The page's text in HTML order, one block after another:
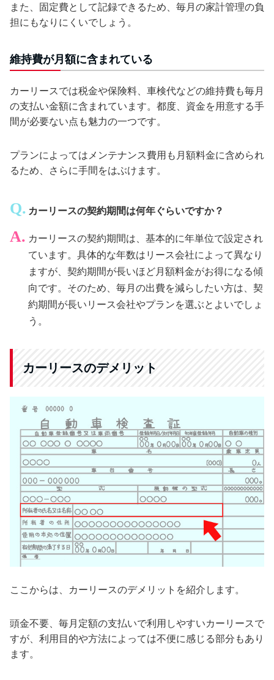
また、固定費として記録できるため、毎月の家計管理の負
担にもなりにくいでしょう。
維持費が月額に含まれている
カーリースでは税金や保険料、車検代などの維持費も毎月
の支払い金額に含まれています。都度、資金を用意する手
間が必要ない点も魅力の一つです。
プランによってはメンテナンス費用も月額料金に含められ
るため、さらに手間をはぶけます。
カーリースの契約期間は何年ぐらいですか？
カーリースの契約期間は、基本的に年単位で設定され
ています。具体的な年数はリース会社によって異なり
ますが、契約期間が長いほど月額料金がお得になる傾
向です。そのため、毎月の出費を減らしたい方は、契
約期間が長いリース会社やプランを選ぶとよいでしょ
う。
カーリースのデメリット
ここからは、カーリースのデメリットを紹介します。
頭金不要、毎月定額の支払いで利用しやすいカーリースで
すが、利用目的や方法によっては不便に感じる部分もあり
ます。